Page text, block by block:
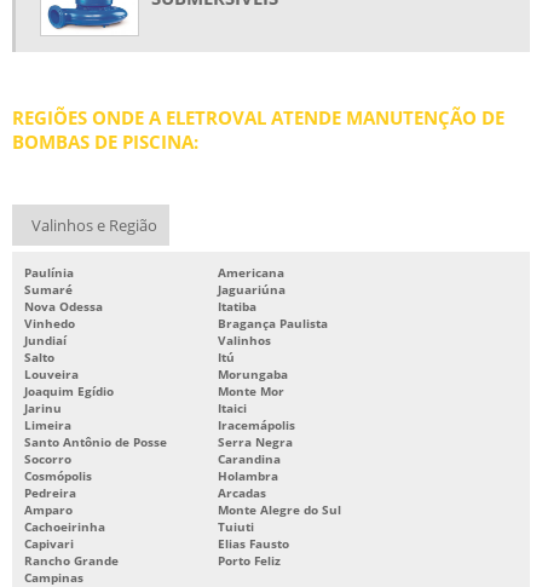
REBOBINAGEM DE MOTORES ELÉTRICOS
REBOBINAMENTO DE MOTORES
REBOBINAMENTO DE MOTORES SP
REPARO DE MOTORES ELÉTRICOS
SERVIÇOS DE BOMBAS
REGIÕES ONDE A ELETROVAL ATENDE MANUTENÇÃO DE
BOMBAS DE PISCINA:
Valinhos e Região
Paulínia
Americana
Sumaré
Jaguariúna
Nova Odessa
Itatiba
Vinhedo
Bragança Paulista
Jundiaí
Valinhos
Salto
Itú
Louveira
Morungaba
Joaquim Egídio
Monte Mor
Jarinu
Itaici
Limeira
Iracemápolis
Santo Antônio de Posse
Serra Negra
Socorro
Carandina
Cosmópolis
Holambra
Pedreira
Arcadas
Amparo
Monte Alegre do Sul
Cachoeirinha
Tuiuti
Capivari
Elias Fausto
Rancho Grande
Porto Feliz
Campinas